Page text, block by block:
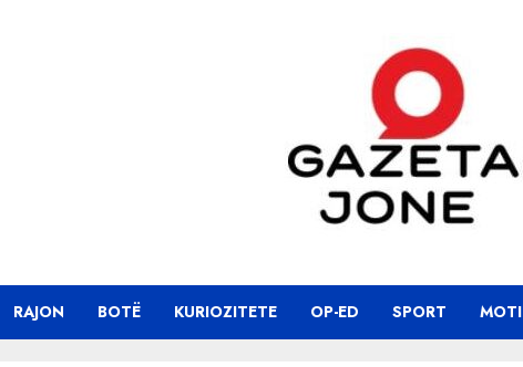
RAJON BOTË KURIOZITETE OP-ED SPORT MOTI